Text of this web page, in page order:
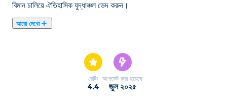
বিমান চালিয়ে ঐতিহাসিক যুদ্ধাঞ্চল ভেদ করুন।
আরো দেখো
তীক্ষ্ণ বাঁক নিন এবং রোমাঞ্চকর আকাশ যুদ্ধে শত্রু বিমানকে নামিয়ে দিন। আকাশ
শাসন করতে এবং যুদ্ধক্ষেত্রের সেরা খেলোয়াড় হতে প্রস্তুত? এখনই যাত্রা শুরু
রেটিং
4.4
আপডেট করা হয়েছে
জুল ২০২৫